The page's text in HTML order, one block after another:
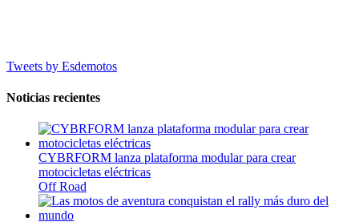
Tweets by Esdemotos
Noticias recientes
CYBRFORM lanza plataforma modular para crear
motocicletas eléctricas
Off Road